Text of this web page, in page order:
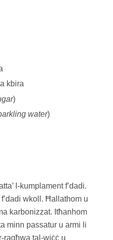
kbira
)
water)
l-kumplament f’dadi.
wkoll. Ħallathom u
karbonizzat. Itħanhom
minn passatur u armi li
ragħwa tal-wiċċ u